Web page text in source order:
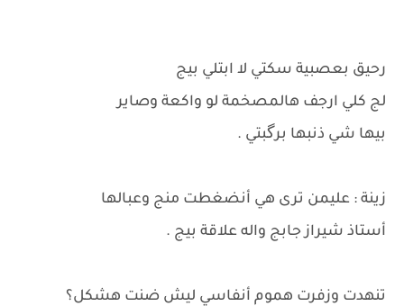
رحيق بعصبية سكتي لا ابتلي بيج
لج كلي ارجف هالمصخمة لو واكعة وصاير
بيها شي ذنبها برگبتي .
زينة : عليمن ترى هي أنضغطت منج وعبالها
أستاذ شيراز جابج واله علاقة بيج .
تنهدت وزفرت هموم أنفاسي ليش ضنت هشكل؟